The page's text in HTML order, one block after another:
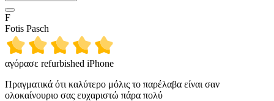
F
Fotis Pasch
αγόρασε refurbished iPhone
Πραγματικά ότι καλύτερο μόλις το παρέλαβα είναι σαν
ολοκαίνουριο σας ευχαριστώ πάρα πολύ